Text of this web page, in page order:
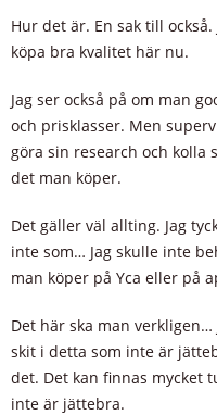
Hur det är. En sak till
köpa bra kvalitet här nu.
Jag ser också på om man
och prisklasser. Men
göra sin research och kolla
det man köper.
Det gäller väl allting. Jag
inte som… Jag skulle inte
man köper på Yca eller på
Det här ska man verkligen…
skit i detta som inte är
det. Det kan finnas mycket
inte är jättebra.